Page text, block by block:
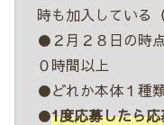
時も加入している
●２月２８日の時
０時間以上
●どれか本体１種
●1度応募したら